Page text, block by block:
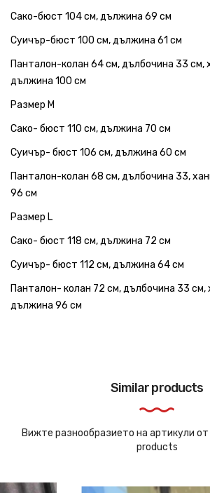
Сако-бюст 104 см, дължина 69 см
Суичър-бюст 100 см, дължина 61 см
Панталон-колан 64 см, дълбочина 33 см,
дължина 100 см
Размер М
Сако- бюст 110 см, дължина 70 см
Суичър- бюст 106 см, дължина 60 см
Панталон-колан 68 см, дълбочина 33,
96 см
Размер L
Сако- бюст 118 см, дължина 72 см
Суичър- бюст 112 см, дължина 64 см
Панталон- колан 72 см, дълбочина 33 см,
дължина 96 см
Similar products
Вижте разнообразието на артикули от
products